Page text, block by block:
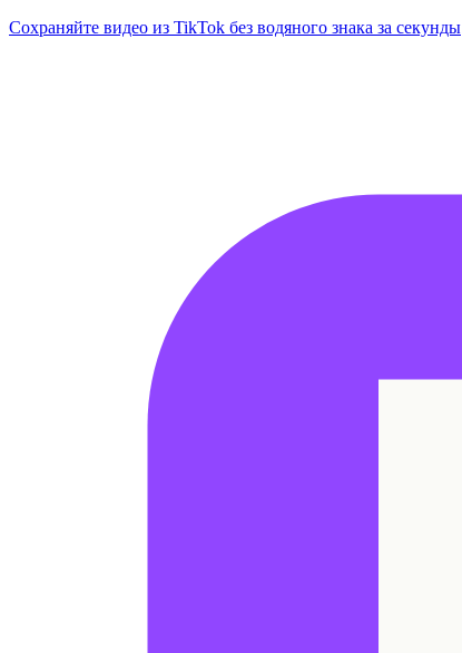
Сохраняйте видео из TikTok без водяного знака за секунды